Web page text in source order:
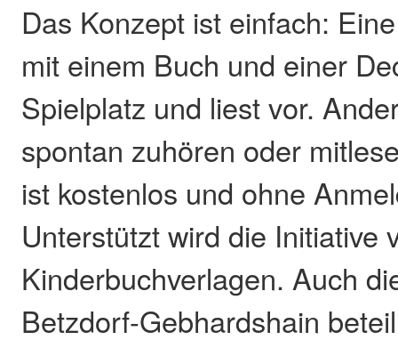
Das Konzept ist einfach:
mit einem Buch und einer
Spielplatz und liest vor.
spontan zuhören oder
ist kostenlos und ohne
Unterstützt wird die Initiative
Kinderbuchverlagen. Auch
Betzdorf-Gebhardshain